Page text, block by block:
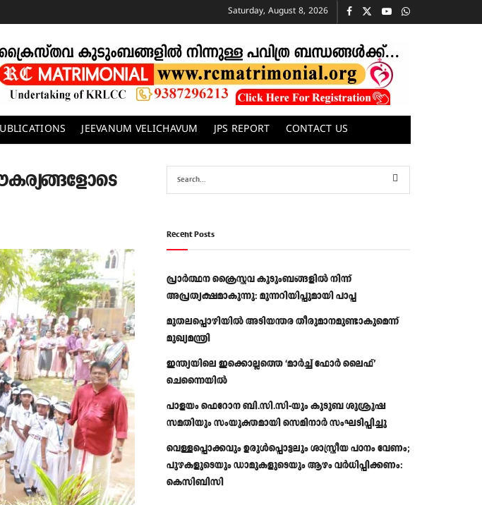
Saturday, August 8, 2026
JEEVANUM VELICHAVUM JPS REPORT CONTACT US
Recent Posts
പ്രാര്‍ത്ഥന ക്രൈസ്തവ കുടുംബങ്ങളില്‍ നിന്ന്
അപ്രത്യക്ഷമാകുന്നു: മുന്നറിയിപ്പുമായി പാപ്പ
മുതലപ്പൊഴിയിൽ അടിയന്തര തീരുമാനമുണ്ടാകുമെന്ന്
മുഖ്യമന്ത്രി
ഇന്ത്യയിലെ ഇക്കൊല്ലത്തെ ‘മാർച്ച് ഫോർ ലൈഫ്’
ചെന്നൈയിൽ
പാളയം ഫെറോന ബി.സി.സി-യും കുടുബ ശുശ്രൂഷ
സമതിയും സംയുക്തമായി സെമിനാർ സംഘടിപ്പിച്ചു
വെള്ളപ്പൊക്കവും ഉരുള്‍പ്പൊട്ടലും ശാസ്ത്രീയ പഠനം വേണം;
പുഴകളുടെയും ഡാമുകളുടെയും ആഴം വര്‍ധിപ്പിക്കണം:
കെസിബിസി